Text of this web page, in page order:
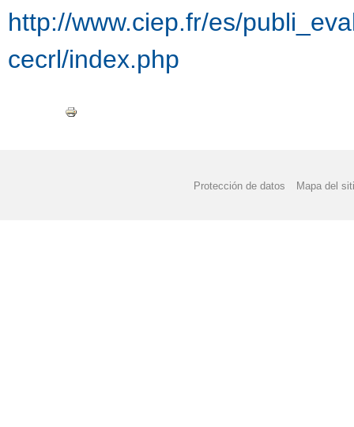
http://www.ciep.fr/es/
cecrl/index.php
Protección de datos Mapa del